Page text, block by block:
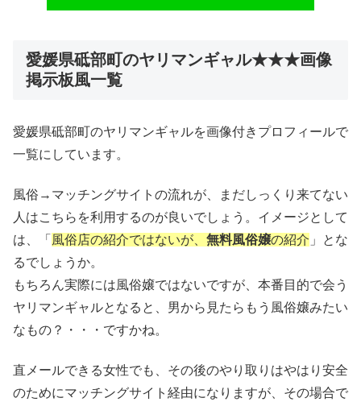
愛媛県砥部町のヤリマンギャル★★★画像
掲示板風一覧
愛媛県砥部町のヤリマンギャルを画像付きプロフィールで
一覧にしています。
風俗→マッチングサイトの流れが、まだしっくり来てない
人はこちらを利用するのが良いでしょう。イメージとして
は、「 風俗店の紹介ではないが、 無料風俗嬢の紹介 」とな
るでしょうか。
もちろん実際には風俗嬢ではないですが、本番目的で会う
ヤリマンギャルとなると、男から見たらもう風俗嬢みたい
なもの？・・・ですかね。
直メールできる女性でも、その後のやり取りはやはり安全
のためにマッチングサイト経由になりますが、その場合で